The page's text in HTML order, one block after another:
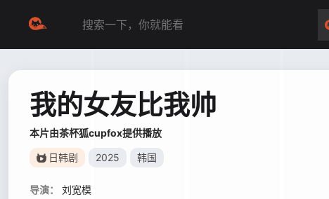
我的女友比我帅
本片由茶杯狐cupfox提供播放
日韩剧 2025 韩国
导演：
刘宽模